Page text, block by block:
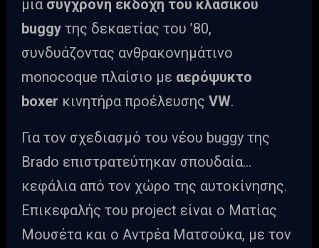
μια σύγχρονη εκδοχή του κλασικού
buggy της δεκαετίας του ’80,
συνδυάζοντας ανθρακονημάτινο
monocoque πλαίσιο με αερόψυκτο
boxer κινητήρα προέλευσης VW.
Για τον σχεδιασμό του νέου buggy της
Brado επιστρατεύτηκαν σπουδαία…
κεφάλια από τον χώρο της αυτοκίνησης.
Επικεφαλής του project είναι ο Ματίας
Μουσέτα και ο Αντρέα Ματσούκα, με τον